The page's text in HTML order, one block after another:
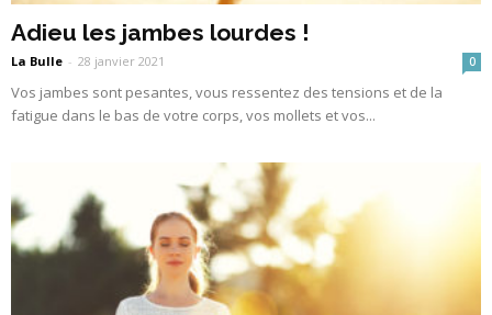
Adieu les jambes lourdes !
La Bulle - 28 janvier 2021 0
Vos jambes sont pesantes, vous ressentez des tensions et de la
fatigue dans le bas de votre corps, vos mollets et vos...